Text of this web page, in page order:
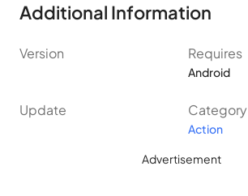
Additional Information
Version Requires
Android
Update Category
Action
Advertisement